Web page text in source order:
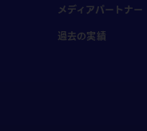
メディアパートナー
過去の実績